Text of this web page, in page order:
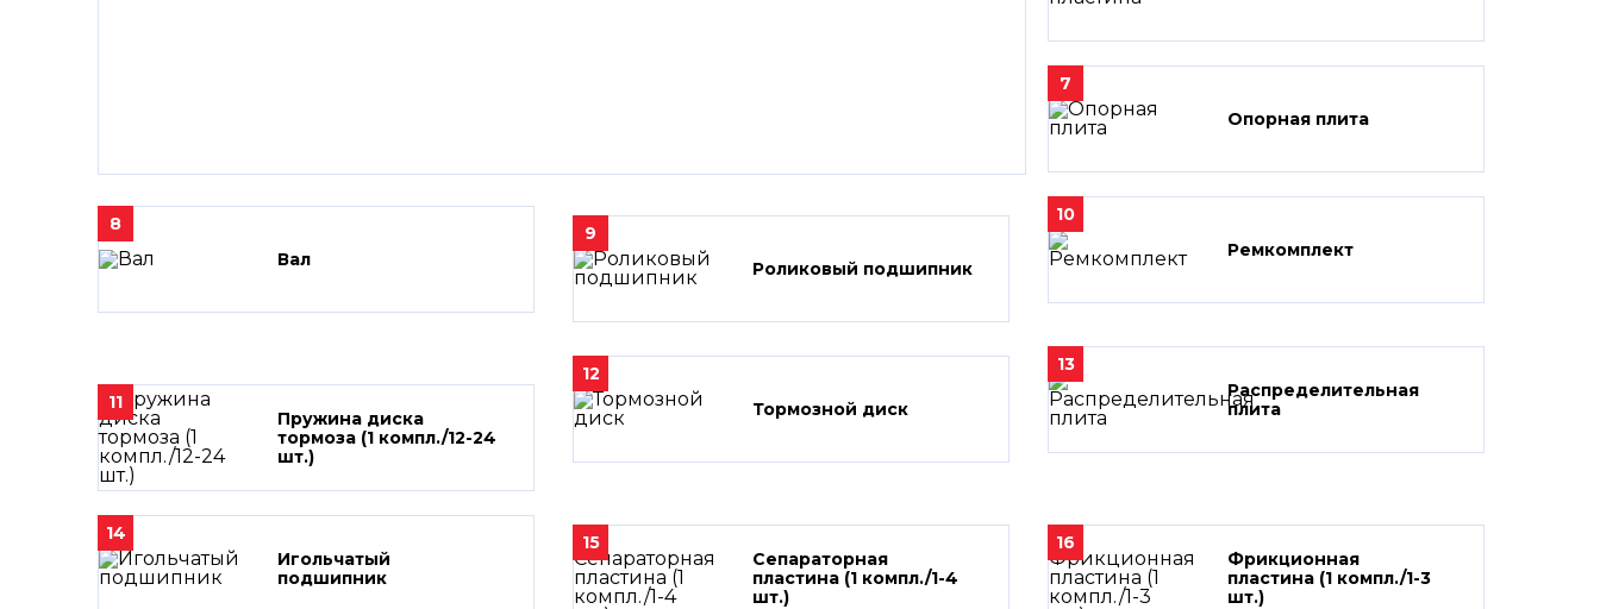
7
Опорная плита
8
Вал
9
Роликовый подшипник
10
Ремкомплект
11
Пружина диска
тормоза (1 компл./12-24
шт.)
12
Тормозной диск
13
Распределительная
плита
14
Игольчатый
подшипник
15
Сепараторная
пластина (1 компл./1-4
шт.)
16
Фрикционная
пластина (1 компл./1-3
шт.)